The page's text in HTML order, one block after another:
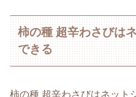
柿の種 超辛わさびは
できる
柿の種 超辛わさびはネット